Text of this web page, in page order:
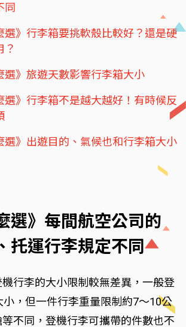
同
選》行李箱要挑軟殼比較好？還是硬
？
選》旅遊天數影響行李箱大小
選》行李箱不是越大越好！有時候反
選》出遊目的、氣候也和行李箱大小
選》每間航空公司的
托運行李規定不同
行李的大小限制較無差異，一般登
，但一件行李重量限制約7～10公
不同，登機行李可攜帶的件數也不